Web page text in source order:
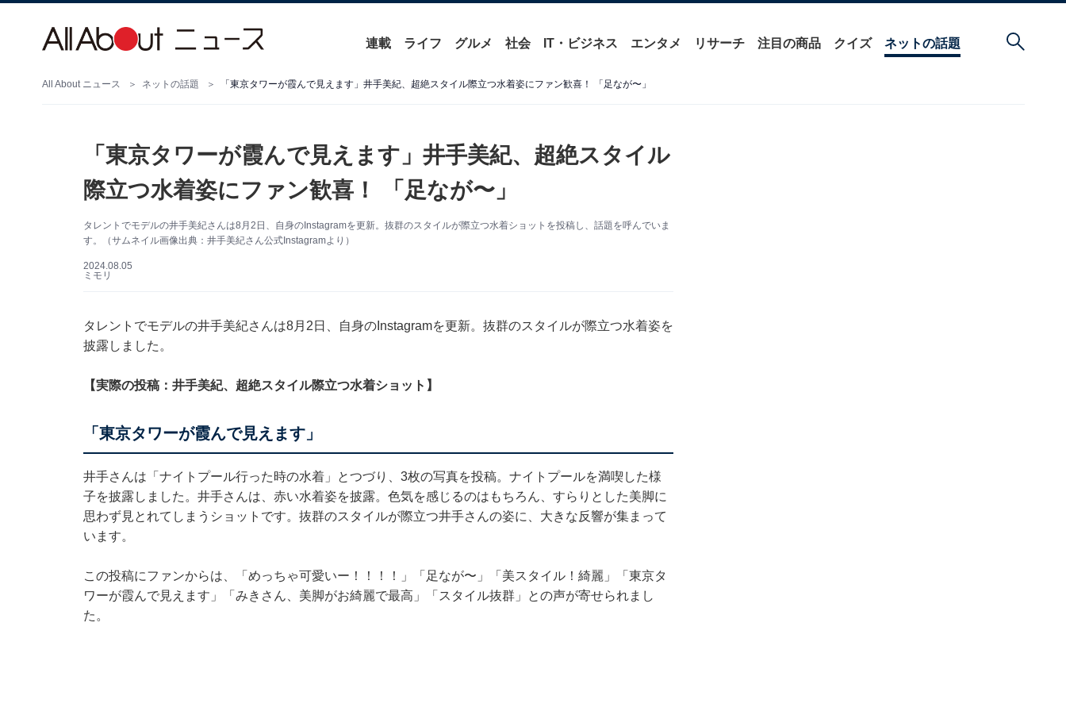
連載 ライフ グルメ 社会 IT・ビジネス エンタメ リサーチ 注目の商品 クイズ ネットの話題
All About ニュース ネットの話題 「東京タワーが霞んで見えます」井手美紀、超絶スタイル際立つ水着姿にファン歓喜！ 「足なが〜」
「東京タワーが霞んで見えます」井手美紀、超絶スタイル
際立つ水着姿にファン歓喜！ 「足なが〜」
タレントでモデルの井手美紀さんは8月2日、自身のInstagramを更新。抜群のスタイルが際立つ水着ショットを投稿し、話題を呼んでいま
す。（サムネイル画像出典：井手美紀さん公式Instagramより）
2024.08.05
ミモリ
タレントでモデルの井手美紀さんは8月2日、自身のInstagramを更新。抜群のスタイルが際立つ水着姿を
披露しました。
【実際の投稿：井手美紀、超絶スタイル際立つ水着ショット】
「東京タワーが霞んで見えます」
井手さんは「ナイトプール行った時の水着」とつづり、3枚の写真を投稿。ナイトプールを満喫した様
子を披露しました。井手さんは、赤い水着姿を披露。色気を感じるのはもちろん、すらりとした美脚に
思わず見とれてしまうショットです。抜群のスタイルが際立つ井手さんの姿に、大きな反響が集まって
います。
この投稿にファンからは、「めっちゃ可愛いー！！！！」「足なが〜」「美スタイル！綺麗」「東京タ
ワーが霞んで見えます」「みきさん、美脚がお綺麗で最高」「スタイル抜群」との声が寄せられまし
た。